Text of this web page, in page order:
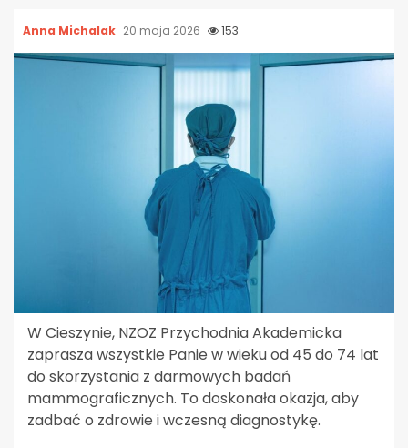
Anna Michalak 20 maja 2026 153
W Cieszynie, NZOZ Przychodnia Akademicka
zaprasza wszystkie Panie w wieku od 45 do 74 lat
do skorzystania z darmowych badań
mammograficznych. To doskonała okazja, aby
zadbać o zdrowie i wczesną diagnostykę.